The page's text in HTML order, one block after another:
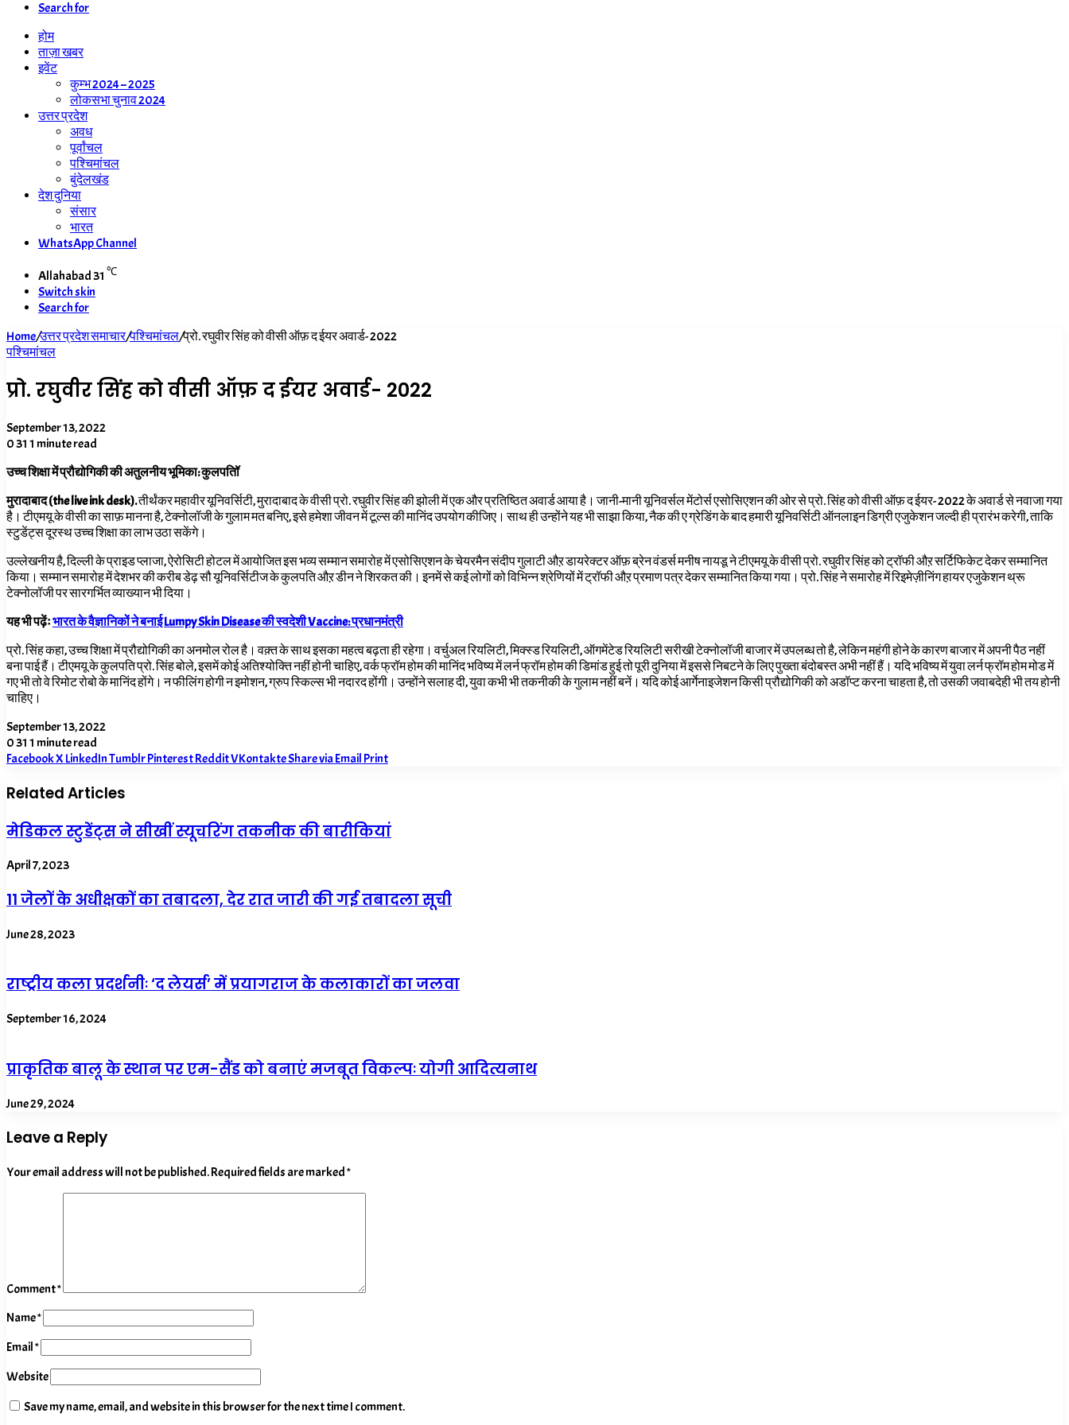
Search for
होम
ताज़ा खबर
इवेंट
कुम्भ 2024 – 2025
लोकसभा चुनाव 2024
उत्तर प्रदेश
अवध
पूर्वांचल
पश्चिमांचल
बुंदेलखंड
देश दुनिया
संसार
भारत
WhatsApp Channel
Allahabad31 ℃
Switch skin
Search for
Home/उत्तर प्रदेश समाचार/पश्चिमांचल/प्रो. रघुवीर सिंह को वीसी ऑफ़ द ईयर अवार्ड- 2022
पश्चिमांचल
प्रो. रघुवीर सिंह को वीसी ऑफ़ द ईयर अवार्ड- 2022
September 13, 2022
031 1 minute read
उच्च शिक्षा में प्रौद्योगिकी की अतुलनीय भूमिका: कुलपतिॉ
मुरादाबाद (the live ink desk).तीर्थंकर महावीर यूनिवर्सिटी,मुरादाबाद के वीसी प्रो. रघुवीर सिंह की झोली में एक और प्रतिष्ठित अवार्ड आया है। जानी-मानी यूनिवर्सल मेंटोर्स एसोसिएशन की ओर से प्रो. सिंह को वीसी ऑफ़ द ईयर- 2022 के अवार्ड से नवाजा गया
है। टीएमयू के वीसी का साफ़ मानना है,टेक्नोलॉजी के गुलाम मत बनिए,इसे हमेशा जीवन में टूल्स की मानिंद उपयोग कीजिए। साथ ही उन्होंने यह भी साझा किया,नैक की ए ग्रेडिंग के बाद हमारी यूनिवर्सिटी ऑनलाइन डिग्री एजुकेशन जल्दी ही प्रारंभ करेगी,ताकि
स्टुडेंट्स दूरस्थ उच्च शिक्षा का लाभ उठा सकेंगे।
उल्लेखनीय है,दिल्ली के प्राइड प्लाजा,ऐरोसिटी होटल में आयोजित इस भव्य सम्मान समारोह में एसोसिएशन के चेयरमैन संदीप गुलाटी औऱ डायरेक्टर ऑफ़ ब्रेन वंडर्स मनीष नायडू ने टीएमयू के वीसी प्रो. रघुवीर सिंह को ट्रॉफी औऱ सर्टिफिकेट देकर सम्मानित
किया। सम्मान समारोह में देशभर की करीब डेढ़ सौ यूनिवर्सिटीज के कुलपति औऱ डीन ने शिरकत की। इनमें से कई लोगों को विभिन्न श्रेणियों में ट्रॉफी औऱ प्रमाण पत्र देकर सम्मानित किया गया। प्रो. सिंह ने समारोह में रिइमेज़ीनिंग हायर एजुकेशन थ्रू
टेक्नोलॉजी पर सारगर्भित व्याख्यान भी दिया।
यह भी पढ़ेंःभारत के वैज्ञानिकों ने बनाई Lumpy Skin Disease की स्वदेशी Vaccine: प्रधानमंत्री
प्रो. सिंह कहा,उच्च शिक्षा में प्रौद्योगिकी का अनमोल रोल है। वक़्त के साथ इसका महत्व बढ़ता ही रहेगा। वर्चुअल रियलिटी,मिक्स्ड रियलिटी,ऑगमेंटेड रियलिटी सरीखी टेक्नोलॉजी बाजार में उपलब्ध तो है,लेकिन महंगी होने के कारण बाजार में अपनी पैठ नहीं
बना पाई हैं। टीएमयू के कुलपति प्रो. सिंह बोले,इसमें कोई अतिश्योक्ति नहीं होनी चाहिए,वर्क फ्रॉम होम की मानिंद भविष्य में लर्न फ्रॉम होम की डिमांड हुई तो पूरी दुनिया में इससे निबटने के लिए पुख्ता बंदोबस्त अभी नहीं हैं। यदि भविष्य में युवा लर्न फ्रॉम होम मोड में
गए भी तो वे रिमोट रोबो के मानिंद होंगे। न फीलिंग होगी न इमोशन,ग्रुप स्किल्स भी नदारद होंगी। उन्होंने सलाह दी,युवा कभी भी तकनीकी के गुलाम नहीं बनें। यदि कोई आर्गेनाइजेशन किसी प्रौद्योगिकी को अडॉप्ट करना चाहता है,तो उसकी जवाबदेही भी तय होनी
चाहिए।
September 13, 2022
031 1 minute read
FacebookXLinkedInTumblrPinterestRedditVKontakteShare via Email Print
Related Articles
मेडिकल स्टुडेंट्स ने सीखीं स्यूचरिंग तकनीक की बारीकियां
April 7, 2023
11 जेलों के अधीक्षकों का तबादला, देर रात जारी की गई तबादला सूची
June 28, 2023
राष्ट्रीय कला प्रदर्शनीः ‘द लेयर्स’ में प्रयागराज के कलाकारों का जलवा
September 16, 2024
प्राकृतिक बालू के स्थान पर एम-सैंड को बनाएं मजबूत विकल्पः योगी आदित्यनाथ
June 29, 2024
Leave a Reply
Your email address will not be published.Required fields are marked*
Comment*
Name*
Email*
Website
Save my name, email, and website in this browser for the next time I comment.